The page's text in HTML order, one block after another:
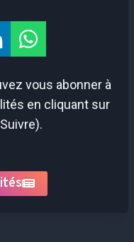
vous abonner à
en cliquant sur